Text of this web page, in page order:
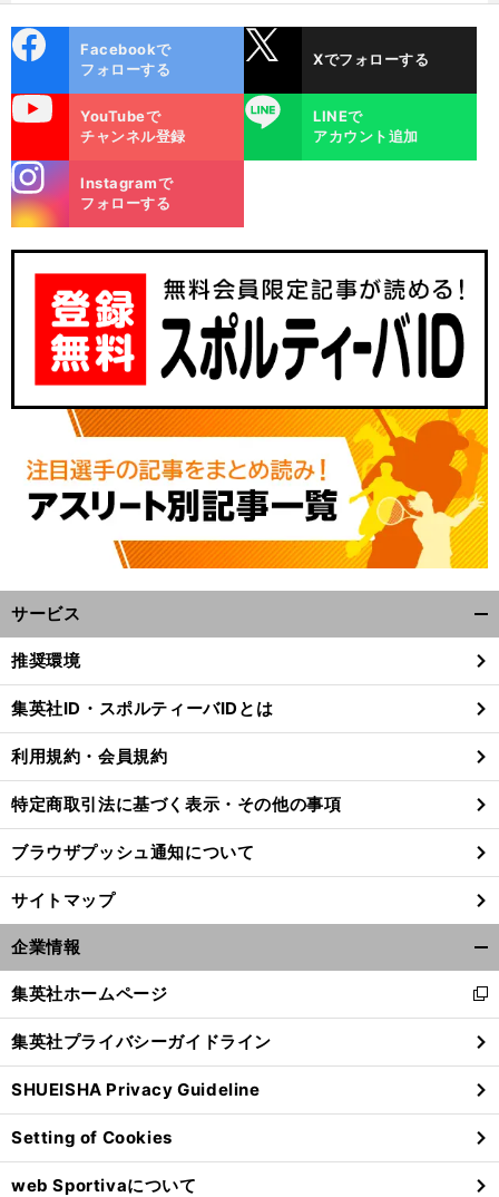
前
ok
Facebookで
フォローする
Xでフォローする
YouTubeで
チャンネル登録
LINE
LINEで
アカウント追加
m
Instagramで
フォローする
サービス
閉
る
推奨環境
集英社ID・スポルティーバIDとは
利用規約・会員規約
特定商取引法に基づく表示・その他の事項
ブラウザプッシュ通知について
サイトマップ
企業情報
閉
る
集英社ホームページ
新
し
い
ウ
ィ
ン
ド
ウ
で
集英社プライバシーガイドライン
SHUEISHA Privacy Guideline
Setting of Cookies
web Sportivaについて